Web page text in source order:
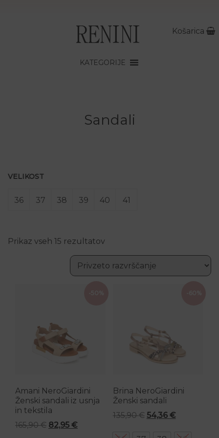
Košarica
KATEGORIJE
Sandali
VELIKOST
36 37 38 39 40 41
Prikaz vseh 15 rezultatov
Amani NeroGiardini
Ženski sandali iz usnja
in tekstila
165,90€ Izvirna cena je bila: 165,90 €.
82,95 €Trenutna cena je: 82,95 €.
Brina NeroGiardini
Ženski sandali
135,90€ Izvirna cena je
54,36 €Trenutna